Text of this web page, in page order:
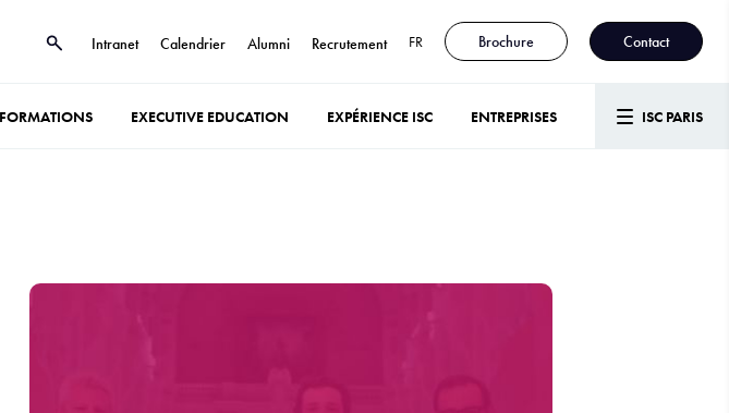
Intranet Calendrier Alumni Recrutement FR Brochure Contact
FORMATIONS EXECUTIVE EDUCATION EXPÉRIENCE ISC ENTREPRISES ISC PARIS